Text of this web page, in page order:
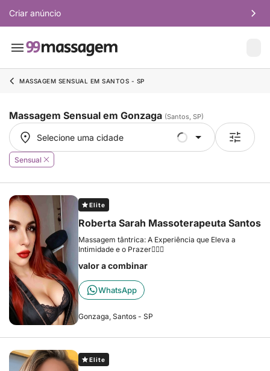
Criar anúncio
MASSAGEM SENSUAL EM SANTOS - SP
Massagem Sensual em Gonzaga (Santos, SP)
Selecione uma cidade
Selecione uma cidade
Sensual
Elite
Roberta Sarah Massoterapeuta Santos
Massagem tântrica: A Experiência que Eleva a
Intimidade e o Prazer👩🏻‍⚕️
valor a combinar
WhatsApp
Gonzaga, Santos - SP
Elite